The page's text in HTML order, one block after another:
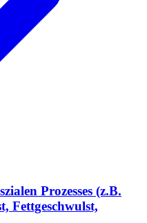
Prozesses (z.B.
Fettgeschwulst,